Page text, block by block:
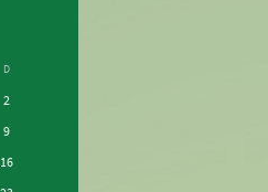
D
2
9
16